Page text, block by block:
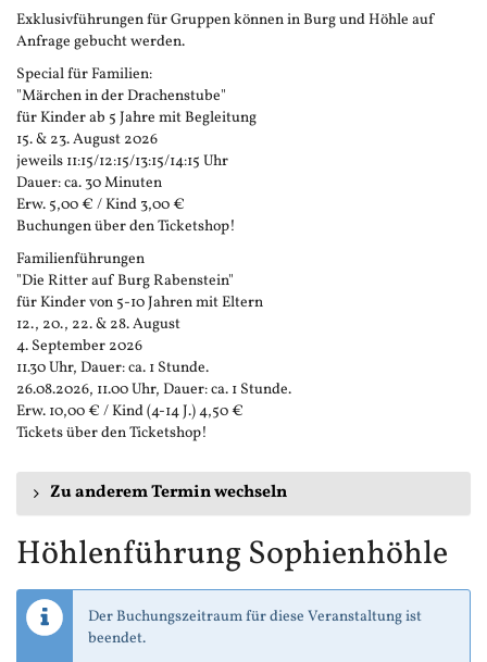
Exklusivführungen für Gruppen können in Burg und Höhle auf
Anfrage gebucht werden.
Special für Familien:
"Märchen in der Drachenstube"
für Kinder ab 5 Jahre mit Begleitung
15. & 23. August 2026
jeweils 11:15/12:15/13:15/14:15 Uhr
Dauer: ca. 30 Minuten
Erw. 5,00 € / Kind 3,00 €
Buchungen über den Ticketshop!
Familienführungen
"Die Ritter auf Burg Rabenstein"
für Kinder von 5-10 Jahren mit Eltern
12., 20., 22. & 28. August
4. September 2026
11.30 Uhr, Dauer: ca. 1 Stunde.
26.08.2026, 11.00 Uhr, Dauer: ca. 1 Stunde.
Erw. 10,00 € / Kind (4-14 J.) 4,50 €
Tickets über den Ticketshop!
Zu anderem Termin wechseln
Höhlenführung Sophienhöhle
Der Buchungszeitraum für diese Veranstaltung ist
beendet.